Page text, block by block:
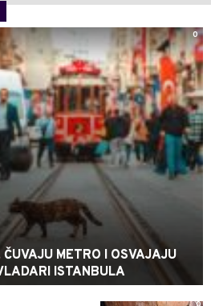
0
METRO I OSVAJAJU
ISTANBULA